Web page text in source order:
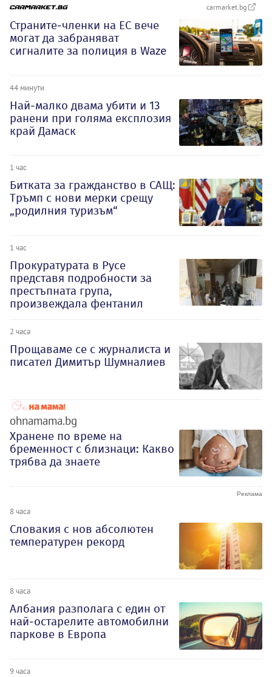
carmarket.bg
Страните-членки на ЕС вече
могат да забраняват
сигналите за полиция в Waze
44 минути
Най-малко двама убити и 13
ранени при голяма експлозия
край Дамаск
1 час
Битката за гражданство в САЩ:
Тръмп с нови мерки срещу
„родилния туризъм“
1 час
Прокуратурата в Русе
представя подробности за
престъпната група,
произвеждала фентанил
2 часа
Прощаваме се с журналиста и
писател Димитър Шумналиев
ohnamama.bg
Хранене по време на
бременност с близнаци: Какво
трябва да знаете
8 часа
Словакия с нов абсолютен
температурен рекорд
8 часа
Албания разполага с един от
най-остарелите автомобилни
паркове в Европа
9 часа